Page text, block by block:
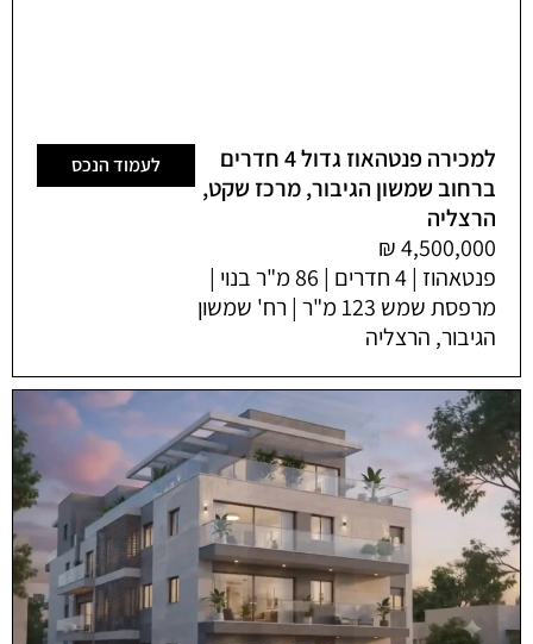
למכירה פנטהאוז גדול 4 חדרים
ברחוב שמשון הגיבור, מרכז שקט,
הרצליה
פנטאהוז | 4 חדרים | 86 מ"ר בנוי |
מרפסת שמש 123 מ"ר | רח' שמשון
הגיבור, הרצליה
לעמוד הנכס